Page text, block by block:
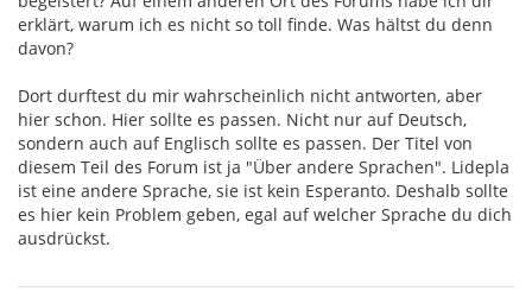
erklärt, warum ich es nicht so toll finde. Was hältst du denn
davon?
Dort durftest du mir wahrscheinlich nicht antworten, aber
hier schon. Hier sollte es passen. Nicht nur auf Deutsch,
sondern auch auf Englisch sollte es passen. Der Titel von
diesem Teil des Forum ist ja "Über andere Sprachen". Lidepla
ist eine andere Sprache, sie ist kein Esperanto. Deshalb sollte
es hier kein Problem geben, egal auf welcher Sprache du dich
ausdrückst.